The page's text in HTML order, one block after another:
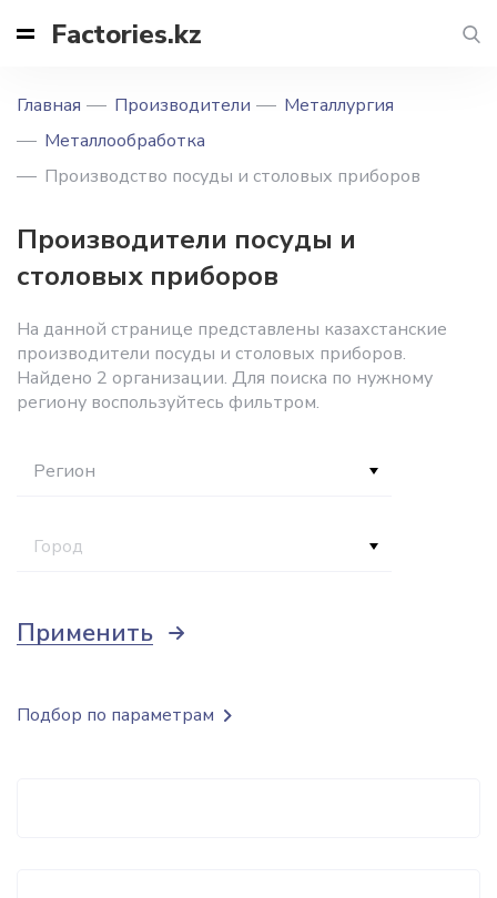
Factories.kz
Главная Производители
Металлургия
Металлообработка
Производство посуды и столовых приборов
Производители посуды и
столовых приборов
На данной странице представлены казахстанские
производители посуды и столовых приборов.
Найдено 2 организации. Для поиска по нужному
региону воспользуйтесь фильтром.
Регион
Город
Применить
Подбор по параметрам